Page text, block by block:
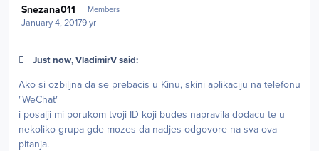
Snezana011 Members
January 4, 20179 yr
Just now, VladimirV said:
Ako si ozbiljna da se prebacis u Kinu, skini aplikaciju na telefonu
"WeChat"
i posalji mi porukom tvoji ID koji budes napravila dodacu te u
nekoliko grupa gde mozes da nadjes odgovore na sva ova
pitanja.